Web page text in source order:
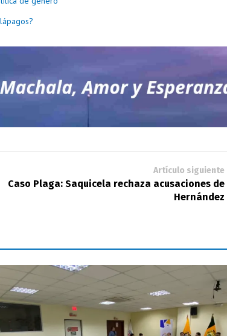
Artículo siguiente
Caso Plaga: Saquicela rechaza acusaciones de
Hernández